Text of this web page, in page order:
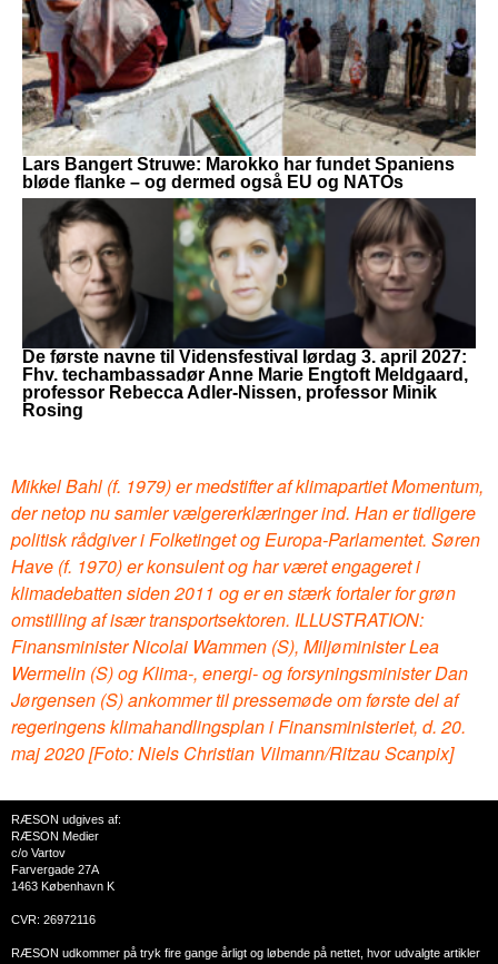
Lars Bangert Struwe: Marokko har fundet Spaniens
bløde flanke – og dermed også EU og NATOs
De første navne til Vidensfestival lørdag 3. april 2027:
Fhv. techambassadør Anne Marie Engtoft Meldgaard,
professor Rebecca Adler-Nissen, professor Minik
Rosing
Mikkel Bahl (f. 1979) er medstifter af klimapartiet Momentum,
der netop nu samler vælgererklæringer ind. Han er tidligere
politisk rådgiver i Folketinget og Europa-Parlamentet. Søren
Have (f. 1970) er konsulent og har været engageret i
klimadebatten siden 2011 og er en stærk fortaler for grøn
omstilling af især transportsektoren. ILLUSTRATION:
Finansminister Nicolai Wammen (S), Miljøminister Lea
Wermelin (S) og Klima-, energi- og forsyningsminister Dan
Jørgensen (S) ankommer til pressemøde om første del af
regeringens klimahandlingsplan i Finansministeriet, d. 20.
maj 2020 [Foto: Niels Christian Vilmann/Ritzau Scanpix]
RÆSON udgives af:
RÆSON Medier
c/o Vartov
Farvergade 27A
1463 København K
CVR: 26972116
RÆSON udkommer på tryk fire gange årligt og løbende på nettet, hvor udvalgte artikler